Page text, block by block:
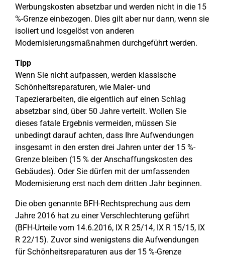
Werbungskosten absetzbar und werden nicht in die 15
%-Grenze einbezogen. Dies gilt aber nur dann, wenn sie
isoliert und losgelöst von anderen
Modernisierungsmaßnahmen durchgeführt werden.
Tipp
Wenn Sie nicht aufpassen, werden klassische
Schönheitsreparaturen, wie Maler- und
Tapezierarbeiten, die eigentlich auf einen Schlag
absetzbar sind, über 50 Jahre verteilt. Wollen Sie
dieses fatale Ergebnis vermeiden, müssen Sie
unbedingt darauf achten, dass Ihre Aufwendungen
insgesamt in den ersten drei Jahren unter der 15 %-
Grenze bleiben (15 % der Anschaffungskosten des
Gebäudes). Oder Sie dürfen mit der umfassenden
Modernisierung erst nach dem dritten Jahr beginnen.
Die oben genannte BFH-Rechtsprechung aus dem
Jahre 2016 hat zu einer Verschlechterung geführt
(BFH-Urteile vom 14.6.2016, IX R 25/14, IX R 15/15, IX
R 22/15). Zuvor sind wenigstens die Aufwendungen
für Schönheitsreparaturen aus der 15 %-Grenze